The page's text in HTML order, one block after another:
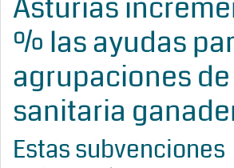
Asturias
% las ayudas
agrupaciones
sanitaria
Estas subvenciones